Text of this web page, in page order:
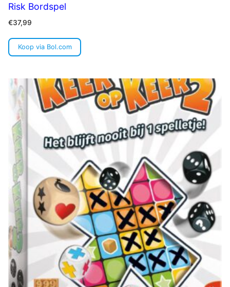
Risk Bordspel
€37,99
Koop via Bol.com